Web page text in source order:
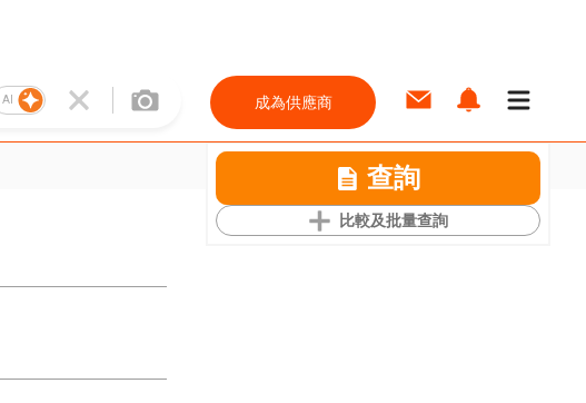
AI 成為供應商
查詢
比較及批量查詢